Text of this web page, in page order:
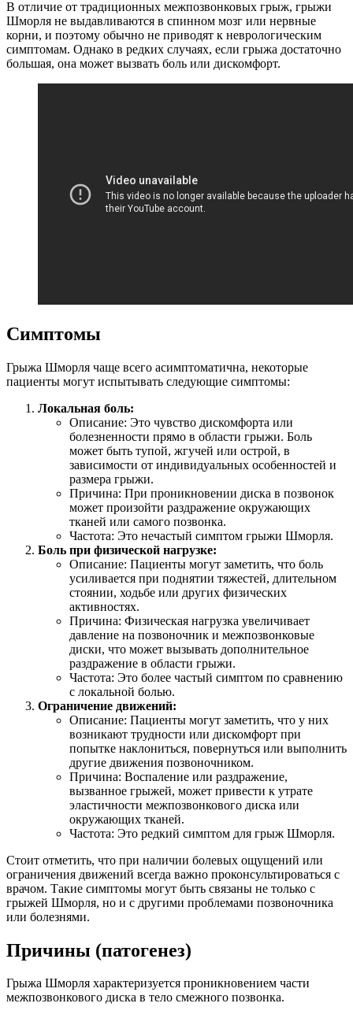
В отличие от традиционных межпозвонковых грыж, грыжи
Шморля не выдавливаются в спинном мозг или нервные
корни, и поэтому обычно не приводят к неврологическим
симптомам. Однако в редких случаях, если грыжа достаточно
большая, она может вызвать боль или дискомфорт.
Симптомы
Грыжа Шморля чаще всего асимптоматична, некоторые
пациенты могут испытывать следующие симптомы:
Локальная боль:
Описание: Это чувство дискомфорта или
болезненности прямо в области грыжи. Боль
может быть тупой, жгучей или острой, в
зависимости от индивидуальных особенностей и
размера грыжи.
Причина: При проникновении диска в позвонок
может произойти раздражение окружающих
тканей или самого позвонка.
Частота: Это нечастый симптом грыжи Шморля.
Боль при физической нагрузке:
Описание: Пациенты могут заметить, что боль
усиливается при поднятии тяжестей, длительном
стоянии, ходьбе или других физических
активностях.
Причина: Физическая нагрузка увеличивает
давление на позвоночник и межпозвонковые
диски, что может вызывать дополнительное
раздражение в области грыжи.
Частота: Это более частый симптом по сравнению
с локальной болью.
Ограничение движений:
Описание: Пациенты могут заметить, что у них
возникают трудности или дискомфорт при
попытке наклониться, повернуться или выполнить
другие движения позвоночником.
Причина: Воспаление или раздражение,
вызванное грыжей, может привести к утрате
эластичности межпозвонкового диска или
окружающих тканей.
Частота: Это редкий симптом для грыж Шморля.
Стоит отметить, что при наличии болевых ощущений или
ограничения движений всегда важно проконсультироваться с
врачом. Такие симптомы могут быть связаны не только с
грыжей Шморля, но и с другими проблемами позвоночника
или болезнями.
Причины (патогенез)
Грыжа Шморля характеризуется проникновением части
межпозвонкового диска в тело смежного позвонка.